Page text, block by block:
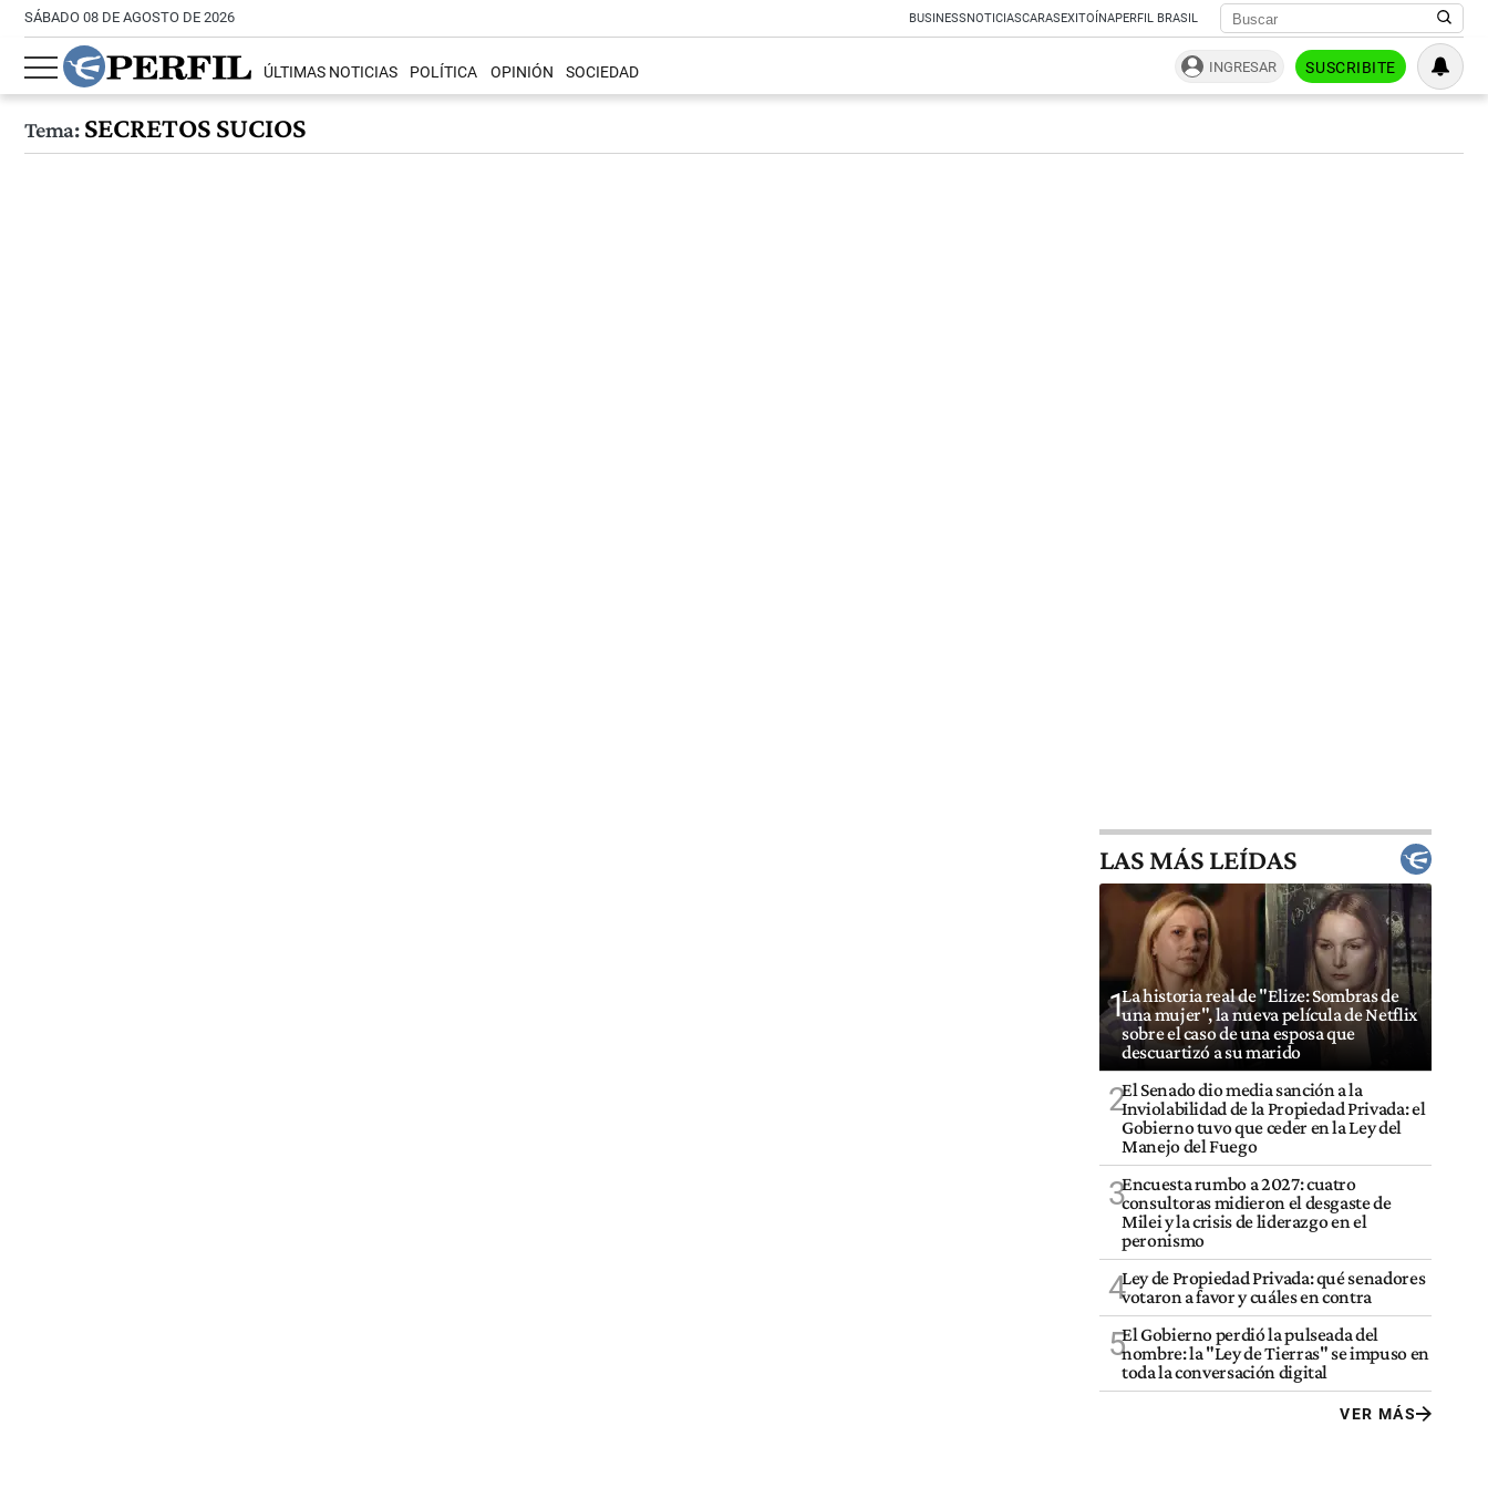
SÁBADO 08 DE AGOSTO DE 2026 BUSINESSNOTICIASCARASEXITOÍNAPERFIL BRASIL
ÚLTIMAS NOTICIAS POLÍTICA OPINIÓN SOCIEDAD INGRESAR SUSCRIBITE
Tema:SECRETOS SUCIOS
LAS MÁS LEÍDAS
1La historia real de "Elize: Sombras de
una mujer", la nueva película de Netflix
sobre el caso de una esposa que
descuartizó a su marido
2El Senado dio media sanción a la
Inviolabilidad de la Propiedad Privada: el
Gobierno tuvo que ceder en la Ley del
Manejo del Fuego
3Encuesta rumbo a 2027: cuatro
consultoras midieron el desgaste de
Milei y la crisis de liderazgo en el
peronismo
4Ley de Propiedad Privada: qué senadores
votaron a favor y cuáles en contra
5El Gobierno perdió la pulseada del
nombre: la "Ley de Tierras" se impuso en
toda la conversación digital
VER MÁS